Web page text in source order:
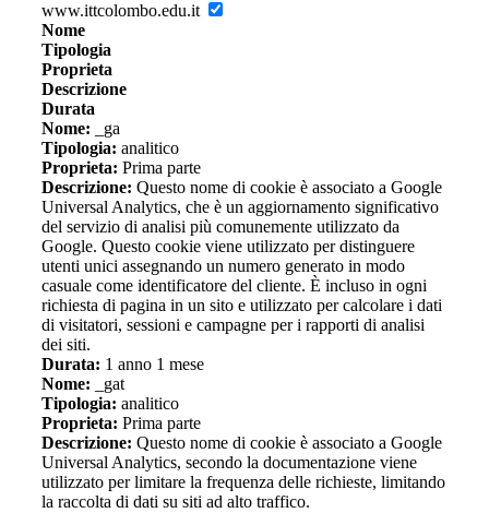
www.ittcolombo.edu.it
Nome
Tipologia
Proprieta
Descrizione
Durata
Nome: _ga
Tipologia: analitico
Proprieta: Prima parte
Descrizione: Questo nome di cookie è associato a Google
Universal Analytics, che è un aggiornamento significativo
del servizio di analisi più comunemente utilizzato da
Google. Questo cookie viene utilizzato per distinguere
utenti unici assegnando un numero generato in modo
casuale come identificatore del cliente. È incluso in ogni
richiesta di pagina in un sito e utilizzato per calcolare i dati
di visitatori, sessioni e campagne per i rapporti di analisi
dei siti.
Durata: 1 anno 1 mese
Nome: _gat
Tipologia: analitico
Proprieta: Prima parte
Descrizione: Questo nome di cookie è associato a Google
Universal Analytics, secondo la documentazione viene
utilizzato per limitare la frequenza delle richieste, limitando
la raccolta di dati su siti ad alto traffico.